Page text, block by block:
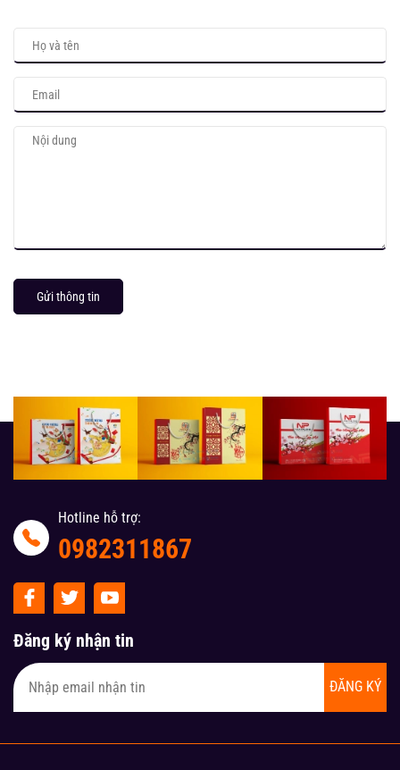
Gửi thông tin
Hotline hỗ trợ:
0982311867
Đăng ký nhận tin
ĐĂNG KÝ